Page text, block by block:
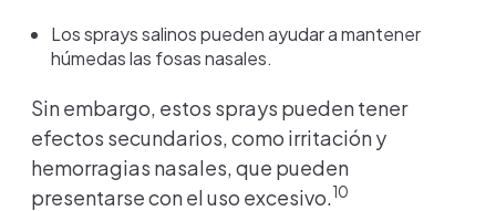
Los sprays salinos pueden ayudar a mantener
húmedas las fosas nasales.
Sin embargo, estos sprays pueden tener
efectos secundarios, como irritación y
hemorragias nasales, que pueden
presentarse con el uso excesivo.10